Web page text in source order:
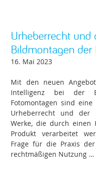
Urheberrecht
Bildmontagen
16. Mai 2023
Mit den neuen
Intelligenz bei der
Fotomontagen sind
Urheberrecht und der
Werke, die durch einen
Produkt verarbeitet
Frage für die Praxis
rechtmäßigen Nutzung …